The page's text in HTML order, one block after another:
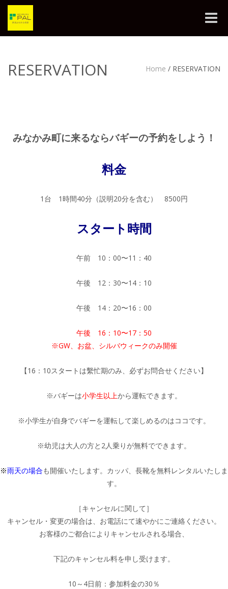
Toggle
RESERVATION Home / RESERVATION
みなかみ町に来るならバギーの予約をしよう！
料金
1台 1時間40分（説明20分を含む） 8500円
スタート時間
午前 10：00〜11：40
午後 12：30〜14：10
午後 14：20〜16：00
午後 16：10〜17：50
※GW、お盆、シルバウィークのみ開催
【16：10スタートは繫忙期のみ、必ずお問合せください】
※バギーは小学生以上から運転できます。
※小学生が自身でバギーを運転して楽しめるのはココです。
※幼児は大人の方と2人乗りが無料でできます。
※雨天の場合も開催いたします。カッパ、長靴を無料レンタルいたしま
す。
［キャンセルに関して］
キャンセル・変更の場合は、お電話にて速やかにご連絡ください。
お客様のご都合によりキャンセルされる場合、
下記のキャンセル料を申し受けます。
10～4日前：参加料金の30％